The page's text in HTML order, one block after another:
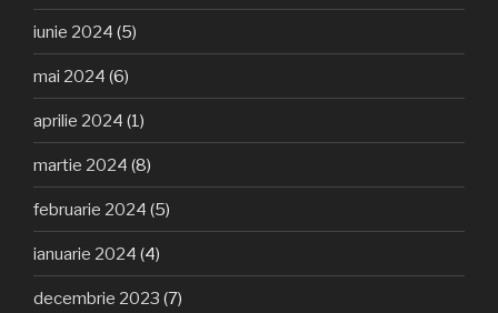
iunie 2024 (5)
mai 2024 (6)
aprilie 2024 (1)
martie 2024 (8)
februarie 2024 (5)
ianuarie 2024 (4)
decembrie 2023 (7)